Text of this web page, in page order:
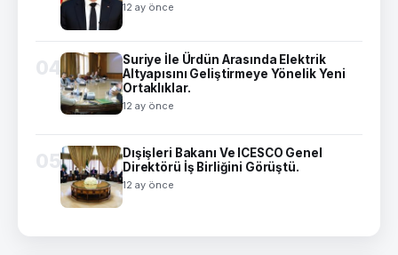
12 ay önce
04
Suriye İle Ürdün Arasında Elektrik
Altyapısını Geliştirmeye Yönelik Yeni
Ortaklıklar.
12 ay önce
05
Dışişleri Bakanı Ve ICESCO Genel
Direktörü İş Birliğini Görüştü.
12 ay önce